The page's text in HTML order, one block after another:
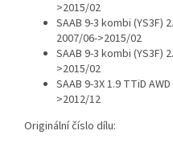
>2015/02
SAAB 9-3 kombi (YS3F)
2007/06->2015/02
SAAB 9-3 kombi (YS3F)
>2015/02
SAAB 9-3X 1.9 TTiD
>2012/12
Originální číslo dílu: